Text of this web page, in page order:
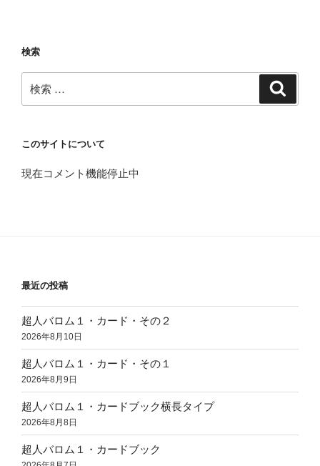
検索
検
索:
このサイトについて
現在コメント機能停止中
最近の投稿
超人バロム１・カード・その２
2026年8月10日
超人バロム１・カード・その１
2026年8月9日
超人バロム１・カードブック横長タイプ
2026年8月8日
超人バロム１・カードブック